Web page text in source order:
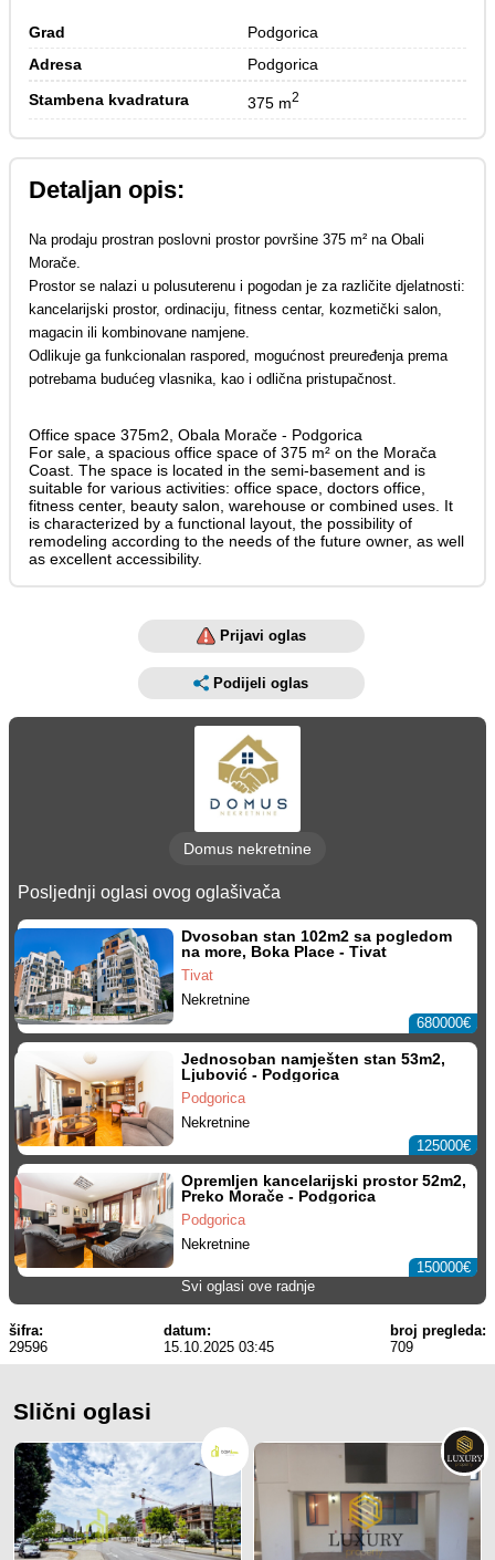
Grad
Podgorica
Adresa
Podgorica
Stambena kvadratura 375 m2
Detaljan opis:
Na prodaju prostran poslovni prostor površine 375 m² na Obali
Morače.
Prostor se nalazi u polusuterenu i pogodan je za različite djelatnosti:
kancelarijski prostor, ordinaciju, fitness centar, kozmetički salon,
magacin ili kombinovane namjene.
Odlikuje ga funkcionalan raspored, mogućnost preuređenja prema
potrebama budućeg vlasnika, kao i odlična pristupačnost.
Office space 375m2, Obala Morače - Podgorica
For sale, a spacious office space of 375 m² on the Morača
Coast. The space is located in the semi-basement and is
suitable for various activities: office space, doctors office,
fitness center, beauty salon, warehouse or combined uses. It
is characterized by a functional layout, the possibility of
remodeling according to the needs of the future owner, as well
as excellent accessibility.
Prijavi oglas
Podijeli oglas
Domus nekretnine
Posljednji oglasi ovog oglašivača
Dvosoban stan 102m2 sa pogledom
na more, Boka Place - Tivat
Tivat
Nekretnine
680000€
Jednosoban namješten stan 53m2,
Ljubović - Podgorica
Podgorica
Nekretnine
125000€
Opremljen kancelarijski prostor 52m2,
Preko Morače - Podgorica
Podgorica
Nekretnine
150000€
Svi oglasi ove radnje
šifra:
29596
datum:
15.10.2025 03:45
broj pregleda:
709
Slični oglasi